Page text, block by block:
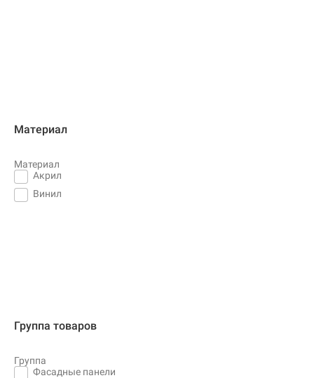
Материал
Материал
Акрил
Винил
Группа товаров
Группа
Фасадные панели